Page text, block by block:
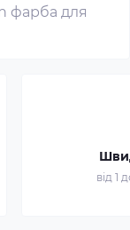
фарба для
від 1